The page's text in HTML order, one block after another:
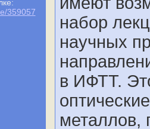
359057
набор
научных
в ИФТТ.
металлов,